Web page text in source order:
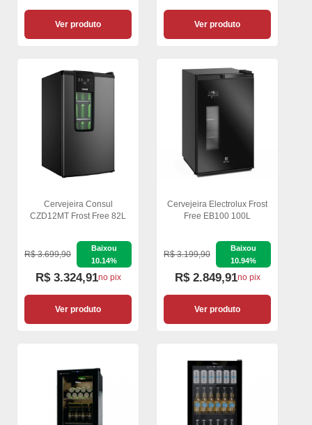
Ver produto Ver produto
Cervejeira Consul
CZD12MT Frost Free 82L
R$ 3.699,90
Baixou
10.14%
R$ 3.324,91no pix
Ver produto
Cervejeira Electrolux Frost
Free EB100 100L
R$ 3.199,90
Baixou
10.94%
R$ 2.849,91no pix
Ver produto